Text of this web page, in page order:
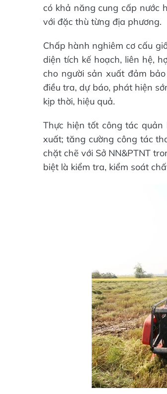
có khả năng cung cấp nước
với đặc thù từng địa phương.
Chấp hành nghiêm cơ cấu
diện tích kế hoạch, liên hệ,
cho người sản xuất đảm
điều tra, dự báo, phát hiện
kịp thời, hiệu quả.
Thực hiện tốt công tác
xuất; tăng cường công tác
chặt chẽ với Sở NN&PTNT
biệt là kiểm tra, kiểm soát